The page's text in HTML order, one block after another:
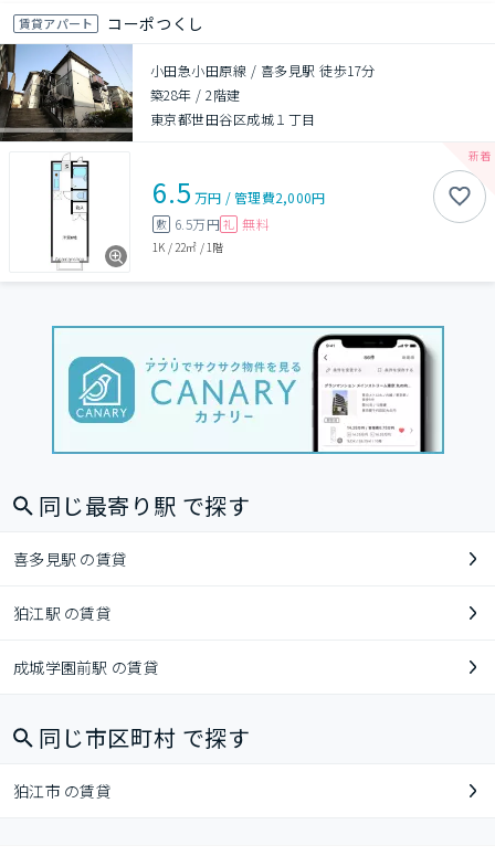
賃貸アパート コーポつくし
小田急小田原線 / 喜多見駅 徒歩17分
築28年 /2階建
東京都世田谷区成城１丁目
6.5 万円 /管理費2,000円
敷 6.5万円 礼 無料
1K / 22㎡ / 1階
同じ最寄り駅 で探す
喜多見駅 の賃貸
狛江駅 の賃貸
成城学園前駅 の賃貸
同じ市区町村 で探す
狛江市 の賃貸